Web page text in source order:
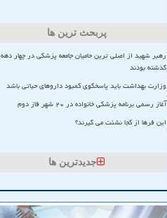
پربحث ترین ها
رهبر شهید از اصلی ترین حامیان جامعه پزشکی در چهار دهه
گذشته بودند
وزارت بهداشت باید پاسخگوی کمبود داروهای حیاتی باشد
آغاز رسمی برنامه پزشکی خانواده در ۲۰ شهر فاز دوم
این فرها از کجا نشئت می گیرند؟
جدیدترین ها